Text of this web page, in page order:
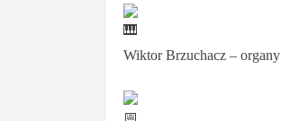
Wiktor Brzuchacz – organy